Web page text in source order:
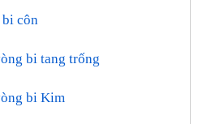
côn
bi tang trống
bi Kim